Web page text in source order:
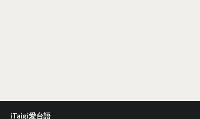
iTaigi愛台語